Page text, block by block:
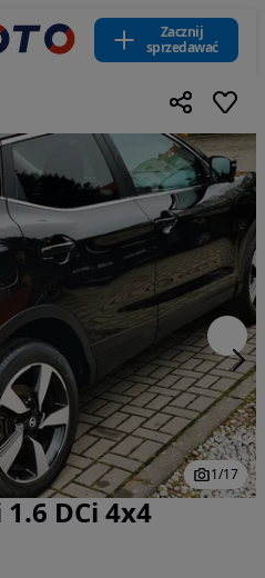
Zacznij
sprzedawać
1/17
DCi 4x4